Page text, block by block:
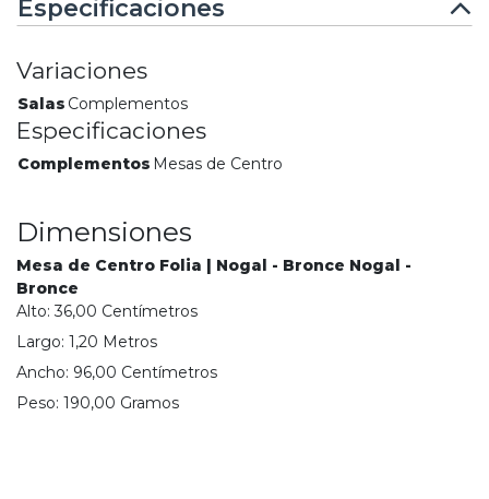
Especificaciones
Variaciones
Salas Complementos
Especificaciones
Complementos Mesas de Centro
Dimensiones
Mesa de Centro Folia | Nogal - Bronce Nogal -
Bronce
Alto:36,00 Centímetros
Largo: 1,20 Metros
Ancho: 96,00 Centímetros
Peso: 190,00 Gramos